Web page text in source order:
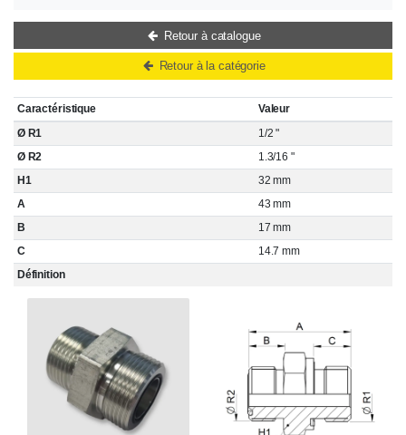
Caractéristique
Valeur
Ø R1
1/2 "
Ø R2
1.3/16 "
H1
32 mm
A
43 mm
B
17 mm
C
14.7 mm
Définition
Retour à catalogue
Retour à la catégorie